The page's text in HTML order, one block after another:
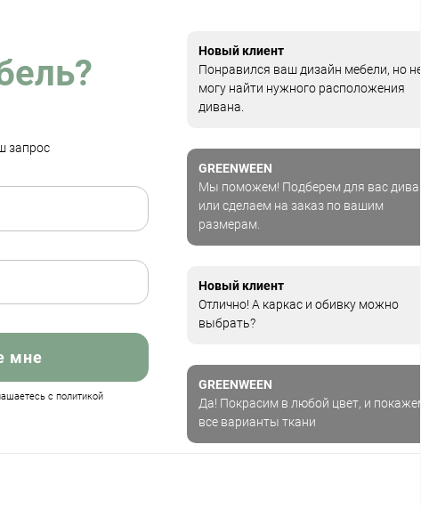
запрос
мне
с политикой
Новый клиент
Понравился ваш дизайн мебели, но не
могу найти нужного расположения
дивана.
GREENWEEN
Мы поможем! Подберем для вас диван
или сделаем на заказ по вашим
размерам.
Новый клиент
Отлично! А каркас и обивку можно
выбрать?
GREENWEEN
Да! Покрасим в любой цвет, и покажем
все варианты ткани